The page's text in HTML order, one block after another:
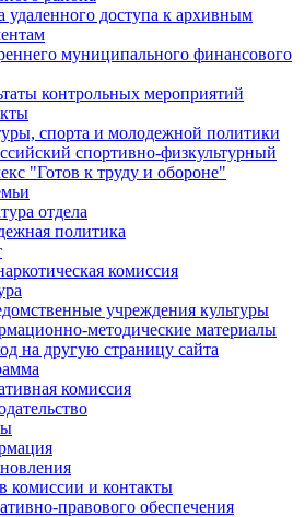
удаленного доступа к архивным
муниципального финансового
контрольных мероприятий
спорта и молодежной политики
спортивно-физкультурный
"Готов к труду и обороне"
отдела
политика
комиссия
учреждения культуры
методические материалы
на другую страницу сайта
комиссия
комиссии и контакты
правового обеспечения